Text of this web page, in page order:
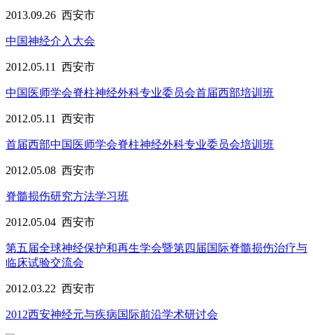
2013.09.26 西安市
中国神经介入大会
2012.05.11 西安市
中国医师学会脊柱神经外科专业委员会首届西部培训班
2012.05.11 西安市
首届西部中国医师学会脊柱神经外科专业委员会培训班
2012.05.08 西安市
脊髓损伤研究方法学习班
2012.05.04 西安市
第五届全球神经保护和再生学会暨第四届国际脊髓损伤治疗与
临床试验交流会
2012.03.22 西安市
2012西安神经元与疾病国际前沿学术研讨会